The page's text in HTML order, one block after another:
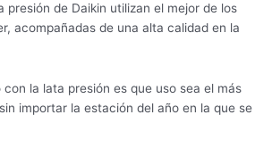
presión de Daikin utilizan el mejor de los
acompañadas de una alta calidad en la
con la lata presión es que uso sea el más
importar la estación del año en la que se